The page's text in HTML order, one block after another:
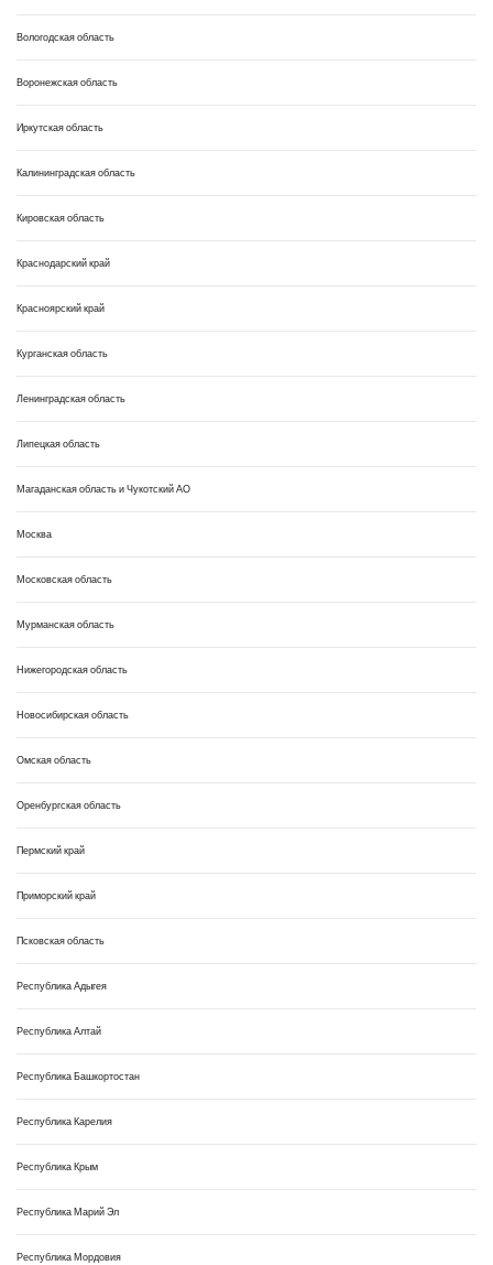
Вологодская область
Воронежская область
Иркутская область
Калининградская область
Кировская область
Краснодарский край
Красноярский край
Курганская область
Ленинградская область
Липецкая область
Магаданская область и Чукотский АО
Москва
Московская область
Мурманская область
Нижегородская область
Новосибирская область
Омская область
Оренбургская область
Пермский край
Приморский край
Псковская область
Республика Адыгея
Республика Алтай
Республика Башкортостан
Республика Карелия
Республика Крым
Республика Марий Эл
Республика Мордовия